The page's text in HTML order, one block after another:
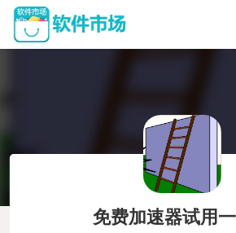
免费加速器试用